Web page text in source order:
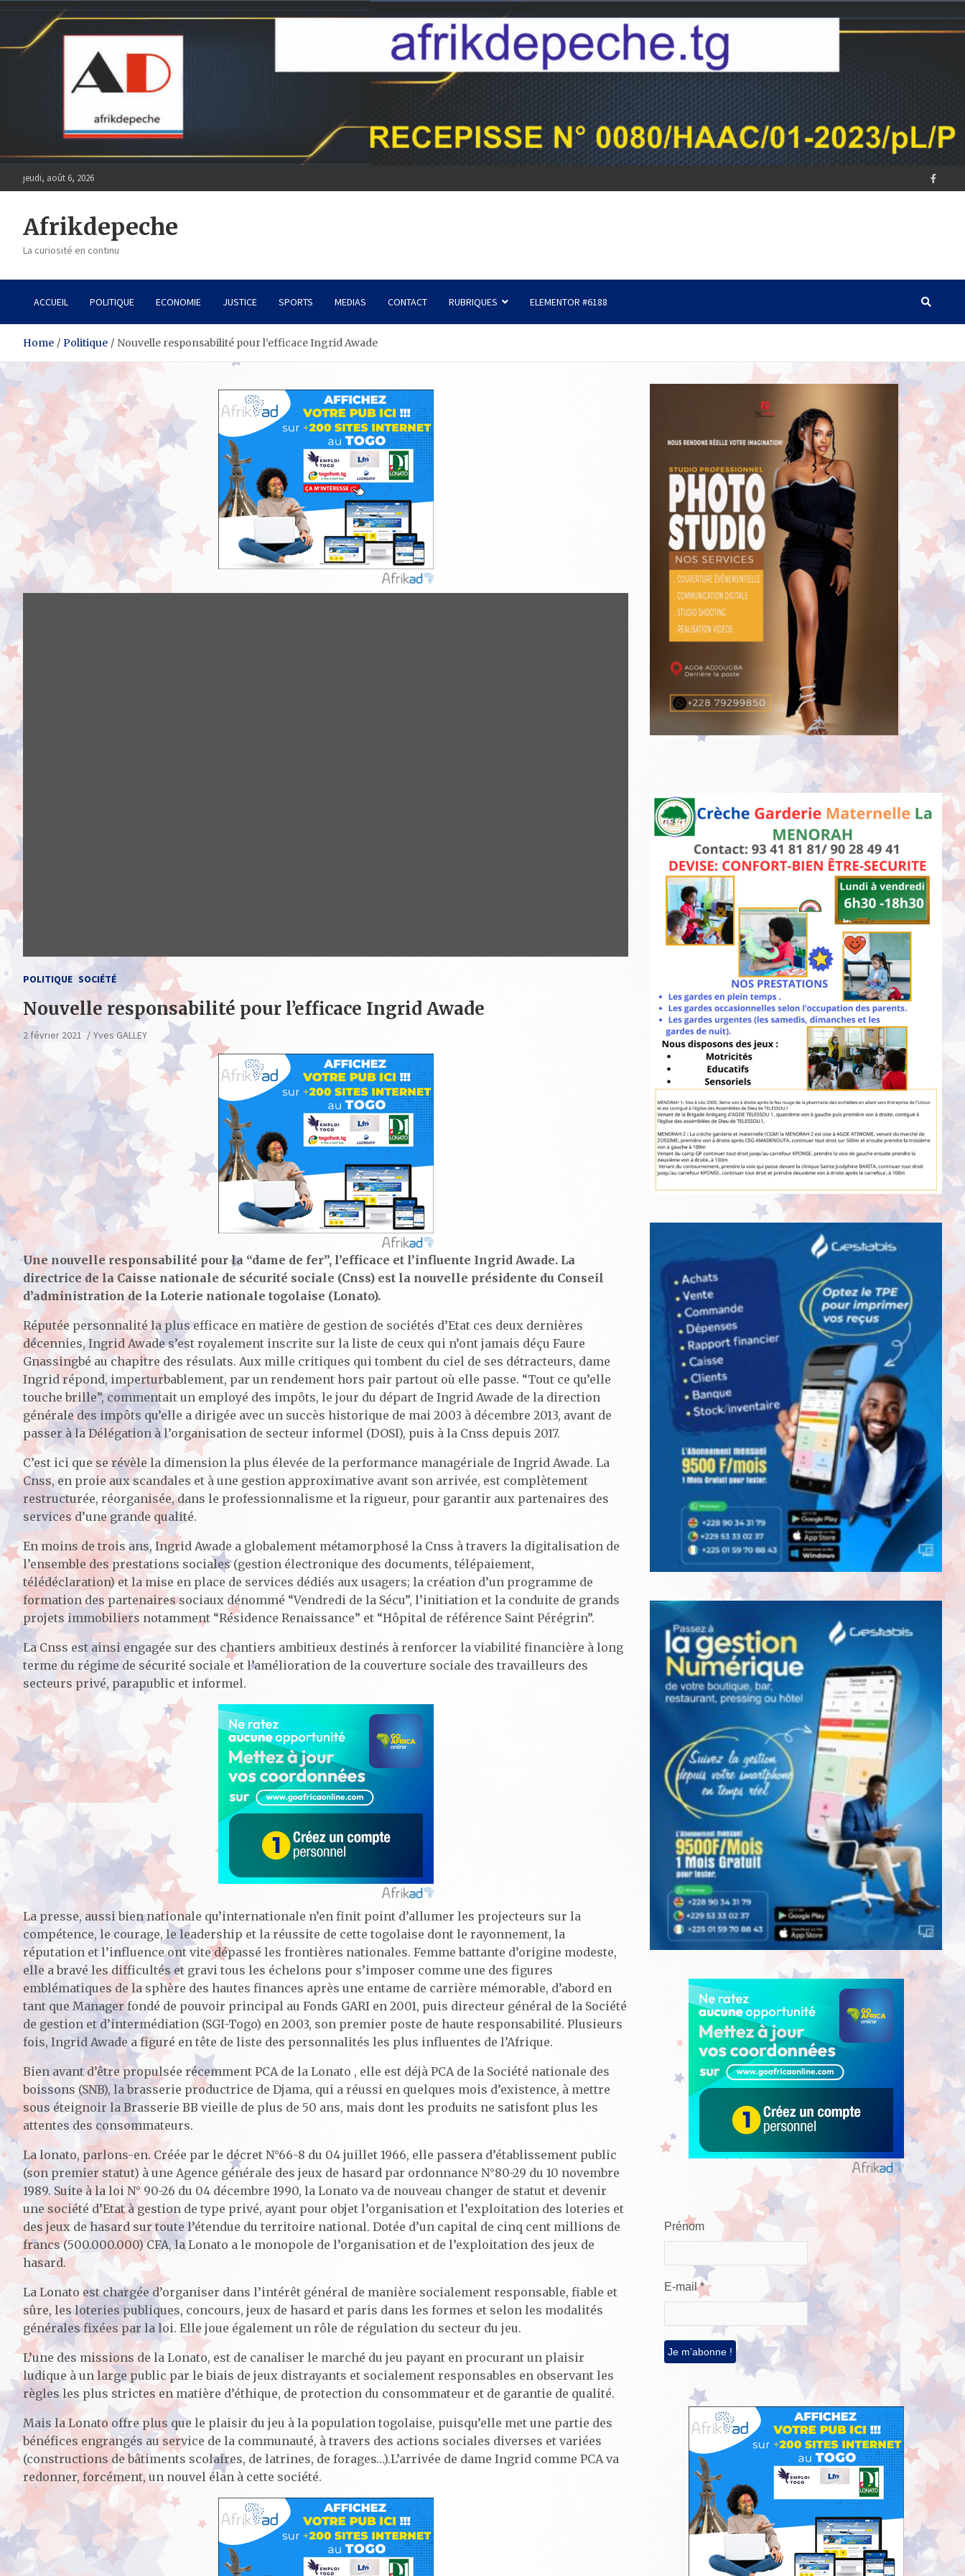
Skip
content
jeudi, août 6, 2026
Afrikdepeche
La curiosité en continu
ACCUEIL POLITIQUE ECONOMIE JUSTICE SPORTS MEDIAS CONTACT RUBRIQUES ELEMENTOR #6188
Home Politique Nouvelle responsabilité pour l’efficace Ingrid Awade
POLITIQUE SOCIÉTÉ
Nouvelle responsabilité pour l’efficace Ingrid Awade
2 février 2021 Yves GALLEY
Une nouvelle responsabilité pour la “dame de fer”, l’efficace et l’influente Ingrid Awade. La
directrice de la Caisse nationale de sécurité sociale (Cnss) est la nouvelle présidente du Conseil
d’administration de la Loterie nationale togolaise (Lonato).
Réputée personnalité la plus efficace en matière de gestion de sociétés d’Etat ces deux dernières
décennies, Ingrid Awade s’est royalement inscrite sur la liste de ceux qui n’ont jamais déçu Faure
Gnassingbé au chapitre des résulats. Aux mille critiques qui tombent du ciel de ses détracteurs, dame
Ingrid répond, imperturbablement, par un rendement hors pair partout où elle passe. “Tout ce qu’elle
touche brille”, commentait un employé des impôts, le jour du départ de Ingrid Awade de la direction
générale des impôts qu’elle a dirigée avec un succès historique de mai 2003 à décembre 2013, avant de
passer à la Délégation à l’organisation de secteur informel (DOSI), puis à la Cnss depuis 2017.
C’est ici que se révèle la dimension la plus élevée de la performance managériale de Ingrid Awade. La
Cnss, en proie aux scandales et à une gestion approximative avant son arrivée, est complètement
restructurée, réorganisée, dans le professionnalisme et la rigueur, pour garantir aux partenaires des
services d’une grande qualité.
En moins de trois ans, Ingrid Awade a globalement métamorphosé la Cnss à travers la digitalisation de
l’ensemble des prestations sociales (gestion électronique des documents, télépaiement,
télédéclaration) et la mise en place de services dédiés aux usagers; la création d’un programme de
formation des partenaires sociaux dénommé “Vendredi de la Sécu”, l’initiation et la conduite de grands
projets immobiliers notamment “Résidence Renaissance” et “Hôpital de référence Saint Pérégrin”.
La Cnss est ainsi engagée sur des chantiers ambitieux destinés à renforcer la viabilité financière à long
terme du régime de sécurité sociale et l’amélioration de la couverture sociale des travailleurs des
secteurs privé, parapublic et informel.
La presse, aussi bien nationale qu’internationale n’en finit point d’allumer les projecteurs sur la
compétence, le courage, le leadership et la réussite de cette togolaise dont le rayonnement, la
réputation et l’influence ont vite dépassé les frontières nationales. Femme battante d’origine modeste,
elle a bravé les difficultés et gravi tous les échelons pour s’imposer comme une des figures
emblématiques de la sphère des hautes finances après une entame de carrière mémorable, d’abord en
tant que Manager fondé de pouvoir principal au Fonds GARI en 2001, puis directeur général de la Société
de gestion et d’intermédiation (SGI-Togo) en 2003, son premier poste de haute responsabilité. Plusieurs
fois, Ingrid Awade a figuré en tête de liste des personnalités les plus influentes de l’Afrique.
Bien avant d’être propulsée récemment PCA de la Lonato , elle est déjà PCA de la Société nationale des
boissons (SNB), la brasserie productrice de Djama, qui a réussi en quelques mois d’existence, à mettre
sous éteignoir la Brasserie BB vieille de plus de 50 ans, mais dont les produits ne satisfont plus les
attentes des consommateurs.
La lonato, parlons-en. Créée par le décret N°66-8 du 04 juillet 1966, elle passera d’établissement public
(son premier statut) à une Agence générale des jeux de hasard par ordonnance N°80-29 du 10 novembre
1989. Suite à la loi N° 90-26 du 04 décembre 1990, la Lonato va de nouveau changer de statut et devenir
une société d’Etat à gestion de type privé, ayant pour objet l’organisation et l’exploitation des loteries et
des jeux de hasard sur toute l’étendue du territoire national. Dotée d’un capital de cinq cent millions de
francs (500.000.000) CFA, la Lonato a le monopole de l’organisation et de l’exploitation des jeux de
hasard.
La Lonato est chargée d’organiser dans l’intérêt général de manière socialement responsable, fiable et
sûre, les loteries publiques, concours, jeux de hasard et paris dans les formes et selon les modalités
générales fixées par la loi. Elle joue également un rôle de régulation du secteur du jeu.
L’une des missions de la Lonato, est de canaliser le marché du jeu payant en procurant un plaisir
ludique à un large public par le biais de jeux distrayants et socialement responsables en observant les
règles les plus strictes en matière d’éthique, de protection du consommateur et de garantie de qualité.
Mais la Lonato offre plus que le plaisir du jeu à la population togolaise, puisqu’elle met une partie des
bénéfices engrangés au service de la communauté, à travers des actions sociales diverses et variées
(constructions de bâtiments scolaires, de latrines, de forages…).L’arrivée de dame Ingrid comme PCA va
redonner, forcément, un nouvel élan à cette société.
Prénom
E-mail*